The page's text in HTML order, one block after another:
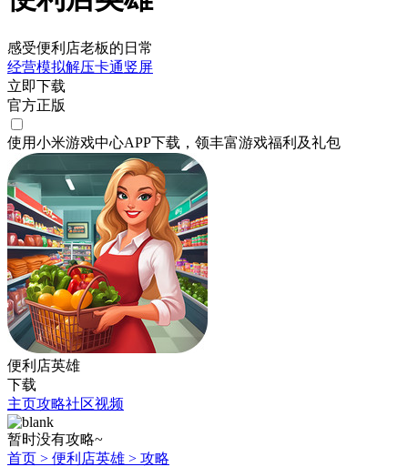
感受便利店老板的日常
经营模拟解压卡通竖屏
立即下载
官方正版
使用小米游戏中心APP下载 ，领丰富游戏福利 及礼包
便利店英雄
下载
主页攻略社区视频
暂时没有攻略~
首页 > 便利店英雄 > 攻略